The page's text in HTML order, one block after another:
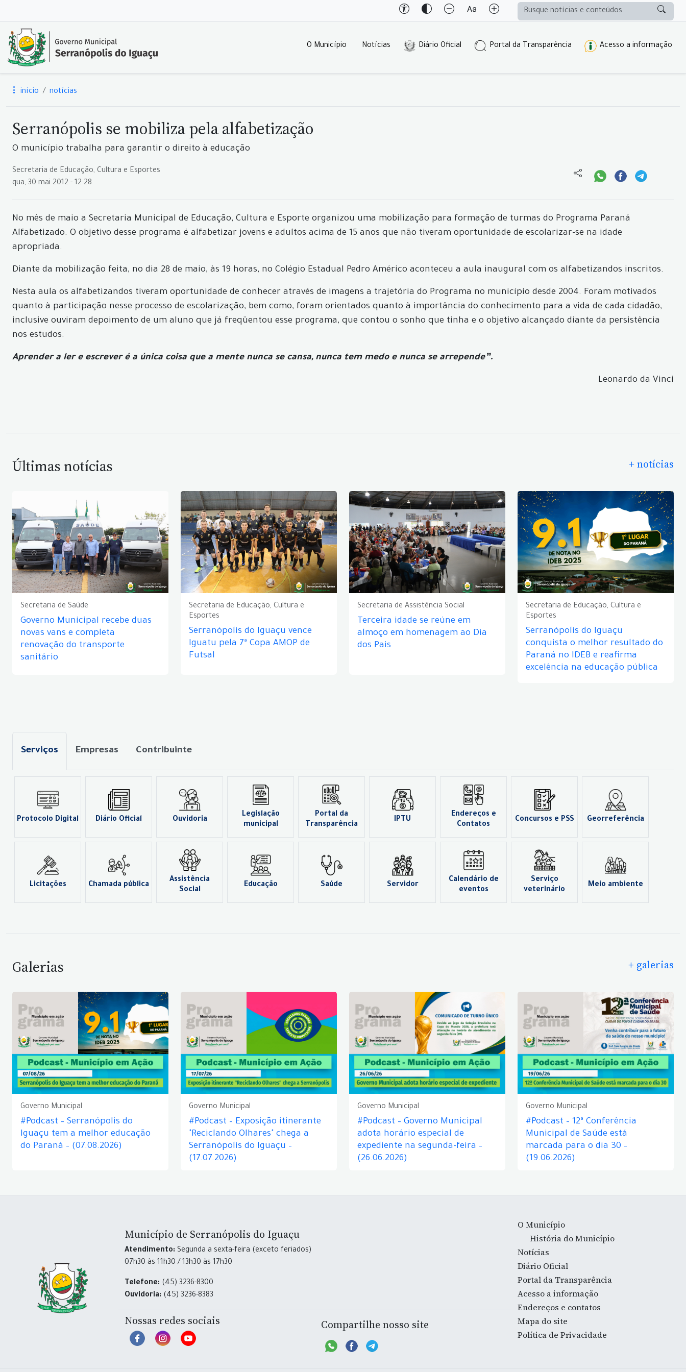
O Município Notícias Diário Oficial Portal da Transparência Acesso a informação
início notícias
Serranópolis se mobiliza pela alfabetização
O município trabalha para garantir o direito à educação
Secretaria de Educação, Cultura e Esportes
qua, 30 mai 2012 - 12:28
No mês de maio a Secretaria Municipal de Educação, Cultura e Esporte organizou uma mobilização para formação de turmas do Programa Paraná
Alfabetizado. O objetivo desse programa é alfabetizar jovens e adultos acima de 15 anos que não tiveram oportunidade de escolarizar-se na idade
apropriada.
Diante da mobilização feita, no dia 28 de maio, às 19 horas, no Colégio Estadual Pedro Américo aconteceu a aula inaugural com os alfabetizandos inscritos.
Nesta aula os alfabetizandos tiveram oportunidade de conhecer através de imagens a trajetória do Programa no município desde 2004. Foram motivados
quanto à participação nesse processo de escolarização, bem como, foram orientados quanto à importância do conhecimento para a vida de cada cidadão,
inclusive ouviram depoimento de um aluno que já freqüentou esse programa, que contou o sonho que tinha e o objetivo alcançado diante da persistência
nos estudos.
Aprender a ler e escrever é a única coisa que a mente nunca se cansa, nunca tem medo e nunca se arrepende”.
Leonardo da Vinci
Últimas notícias + notícias
Secretaria de Saúde
Governo Municipal recebe duas
novas vans e completa
renovação do transporte
sanitário
Secretaria de Educação, Cultura e
Esportes
Serranópolis do Iguaçu vence
Iguatu pela 7ª Copa AMOP de
Futsal
Secretaria de Assistência Social
Terceira idade se reúne em
almoço em homenagem ao Dia
dos Pais
Secretaria de Educação, Cultura e
Esportes
Serranópolis do Iguaçu
conquista o melhor resultado do
Paraná no IDEB e reafirma
excelência na educação pública
Serviços Empresas Contribuinte
Protocolo Digital Diário Oficial Ouvidoria
Legislação
municipal
Portal da
Transparência
IPTU
Endereços e
Contatos
Concursos e PSS Georreferência
Licitações Chamada pública
Assistência
Social
Educação Saúde Servidor
Calendário de
eventos
Serviço
veterinário
Meio ambiente
Galerias + galerias
Governo Municipal
#Podcast – Serranópolis do
Iguaçu tem a melhor educação
do Paraná – (07.08.2026)
Governo Municipal
#Podcast – Exposição itinerante
"Reciclando Olhares" chega a
Serranópolis do Iguaçu –
(17.07.2026)
Governo Municipal
#Podcast – Governo Municipal
adota horário especial de
expediente na segunda-feira –
(26.06.2026)
Governo Municipal
#Podcast – 12ª Conferência
Municipal de Saúde está
marcada para o dia 30 –
(19.06.2026)
Município de Serranópolis do Iguaçu
Atendimento: Segunda a sexta-feira (exceto feriados)
07h30 às 11h30 / 13h30 às 17h30
Telefone: (45) 3236-8300
Ouvidoria: (45) 3236-8383
Nossas redes sociais Compartilhe nosso site
O Município
História do Município
Notícias
Diário Oficial
Portal da Transparência
Acesso a informação
Endereços e contatos
Mapa do site
Política de Privacidade